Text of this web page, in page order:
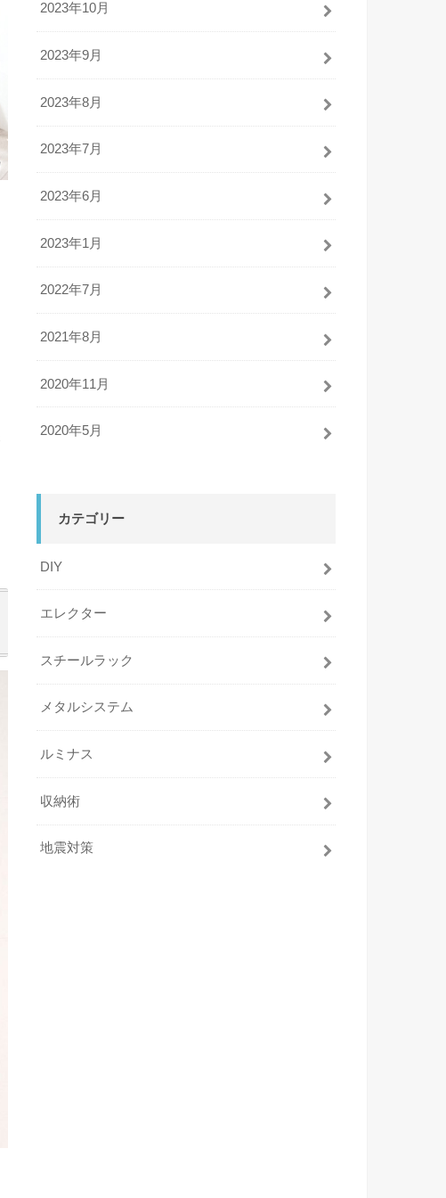
2023年10月
2023年9月
2023年8月
2023年7月
2023年6月
2023年1月
2022年7月
2021年8月
2020年11月
2020年5月
カテゴリー
DIY
エレクター
スチールラック
メタルシステム
ルミナス
収納術
地震対策